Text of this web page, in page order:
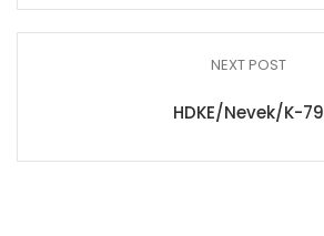
NEXT POST
HDKE/Nevek/K-79